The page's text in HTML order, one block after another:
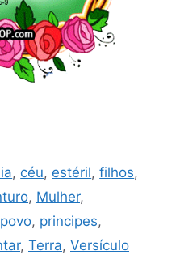
, céu, estéril,filhos,
, Mulher,
povo, principes,
, Terra, Versículo